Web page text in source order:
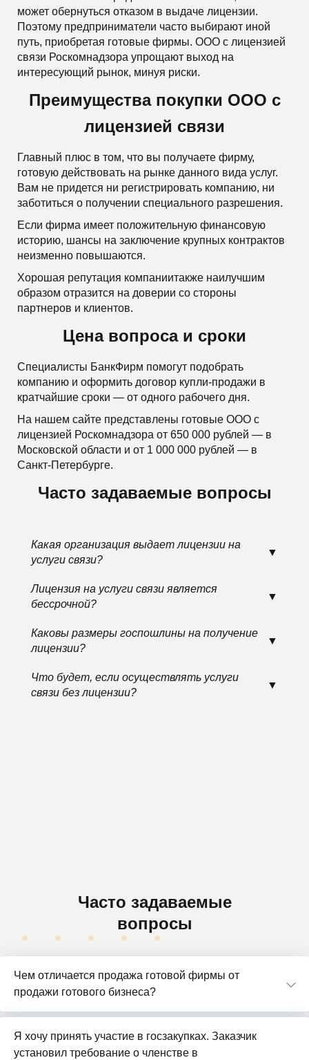
может обернуться отказом в выдаче лицензии.
Поэтому предприниматели часто выбирают иной
путь, приобретая готовые фирмы. ООО с лицензией
связи Роскомнадзора упрощают выход на
интересующий рынок, минуя риски.
Преимущества покупки ООО с
лицензией связи
Главный плюс в том, что вы получаете фирму,
готовую действовать на рынке данного вида услуг.
Вам не придется ни регистрировать компанию, ни
заботиться о получении специального разрешения.
Если фирма имеет положительную финансовую
историю, шансы на заключение крупных контрактов
неизменно повышаются.
Хорошая репутация компаниитакже наилучшим
образом отразится на доверии со стороны
партнеров и клиентов.
Цена вопроса и сроки
Специалисты БанкФирм помогут подобрать
компанию и оформить договор купли-продажи в
кратчайшие сроки — от одного рабочего дня.
На нашем сайте представлены готовые ООО с
лицензией Роскомнадзора от 650 000 рублей — в
Московской области и от 1 000 000 рублей — в
Санкт-Петербурге.
Часто задаваемые вопросы
Какая организация выдает лицензии на
услуги связи?
Лицензия на услуги связи является
бессрочной?
Каковы размеры госпошлины на получение
лицензии?
Что будет, если осуществлять услуги
связи без лицензии?
Часто задаваемые
вопросы
Чем отличается продажа готовой фирмы от
продажи готового бизнеса?
Я хочу принять участие в госзакупках. Заказчик
установил требование о членстве в